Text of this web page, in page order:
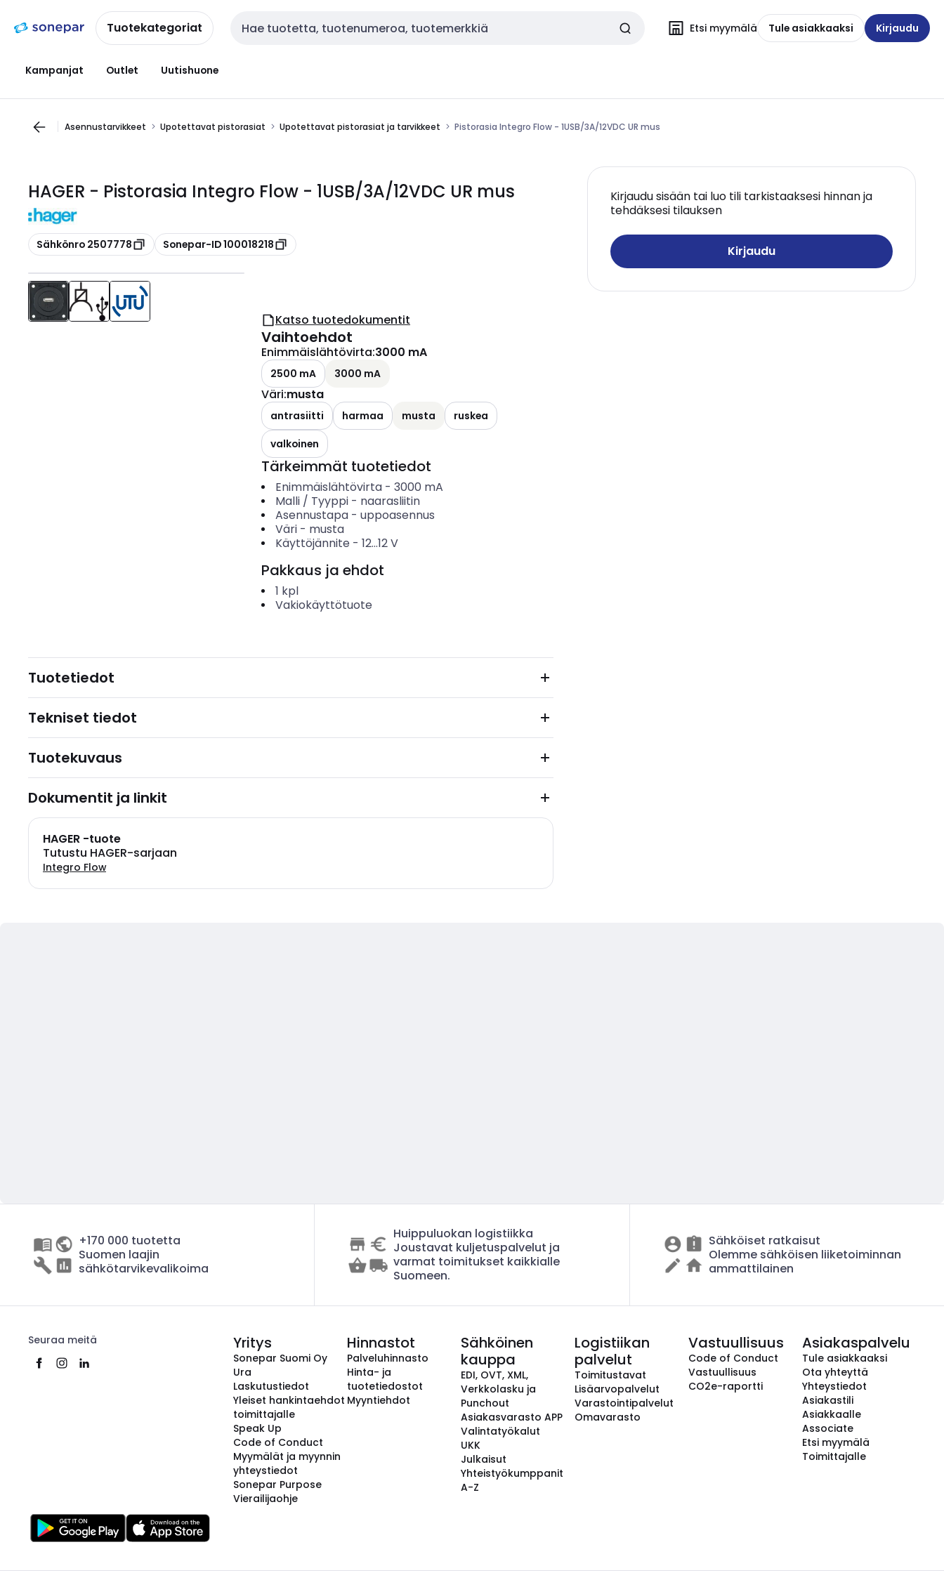
navigointiinsisältöönTuotekategoriat Haku Etsi myymälä Tule asiakkaaksi Kirjaudu
Kampanjat Outlet Uutishuone
Asennustarvikkeet Upotettavat pistorasiat Upotettavat pistorasiat ja tarvikkeet Pistorasia Integro Flow - 1USB/3A/12VDC UR mus
HAGER - Pistorasia Integro Flow - 1USB/3A/12VDC UR mus
Kopioi
Sähkönro 2507778 Kopioi
Sonepar-ID 100018218
Kirjaudu sisään tai luo tili tarkistaaksesi hinnan ja
tehdäksesi tilauksen
Kirjaudu
Katso tuotedokumentit
Vaihtoehdot
Enimmäislähtövirta:3000 mA
2500 mA 3000 mA
Väri:musta
antrasiitti harmaa musta
ruskea
valkoinen
Tärkeimmät tuotetiedot
Enimmäislähtövirta- 3000 mA
Malli / Tyyppi- naarasliitin
Asennustapa- uppoasennus
Väri- musta
Käyttöjännite - 12...12V
Pakkaus ja ehdot
1 kpl
Vakiokäyttötuote
Tuotetiedot
Tekniset tiedot
Tuotekuvaus
Dokumentit ja linkit
HAGER -tuote
Tutustu HAGER-sarjaan
Integro Flow
+170 000 tuotetta
Suomen laajin
sähkötarvikevalikoima
Huippuluokan logistiikka
Joustavat kuljetuspalvelut ja
varmat toimitukset kaikkialle
Suomeen.
Sähköiset ratkaisut
Olemme sähköisen liiketoiminnan
ammattilainen
Seuraa meitä Yritys
Sonepar Suomi Oy
Ura
Laskutustiedot
Yleiset hankintaehdot
toimittajalle
Speak Up
Code of Conduct
Myymälät ja myynnin
yhteystiedot
Sonepar Purpose
Vierailijaohje
Hinnastot
Palveluhinnasto
Hinta- ja
tuotetiedostot
Myyntiehdot
Sähköinen
kauppa
EDI, OVT, XML,
Verkkolasku ja
Punchout
Asiakasvarasto APP
Valintatyökalut
UKK
Julkaisut
Yhteistyökumppanit
A-Z
Logistiikan
palvelut
Toimitustavat
Lisäarvopalvelut
Varastointipalvelut
Omavarasto
Vastuullisuus
Code of Conduct
Vastuullisuus
CO2e-raportti
Asiakaspalvelu
Tule asiakkaaksi
Ota yhteyttä
Yhteystiedot
Asiakastili
Asiakkaalle
Associate
Etsi myymälä
Toimittajalle